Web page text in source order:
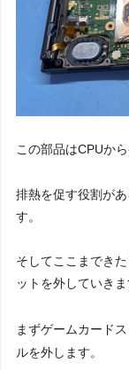
この部品はCPUか
排熱を促す役割が
す。
そしてここまでき
ットを外していきま
まずゲームカード
ルを外します。